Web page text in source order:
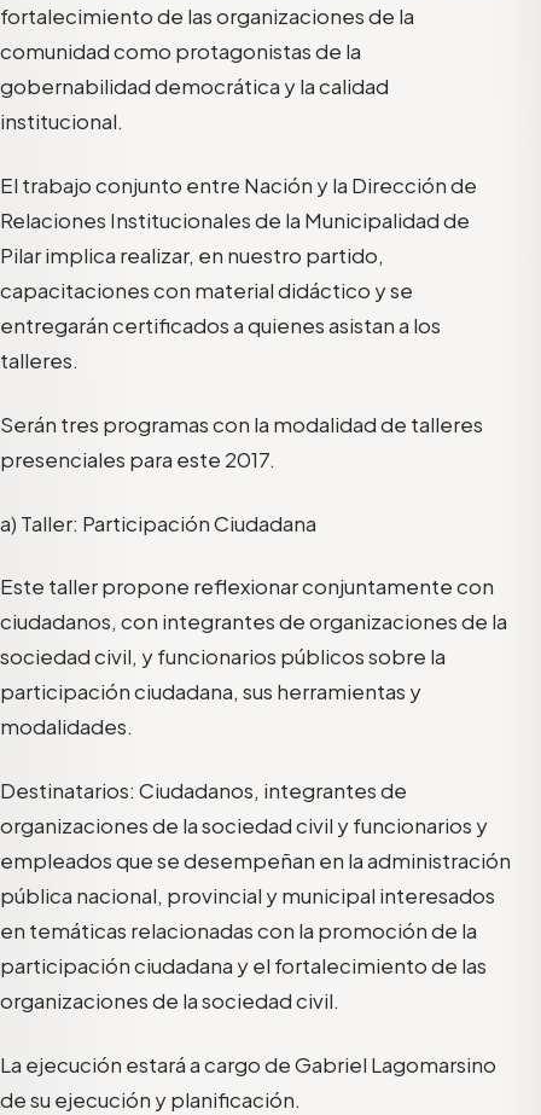
fortalecimiento de las organizaciones de la
comunidad como protagonistas de la
gobernabilidad democrática y la calidad
institucional.
El trabajo conjunto entre Nación y la Dirección de
Relaciones Institucionales de la Municipalidad de
Pilar implica realizar, en nuestro partido,
capacitaciones con material didáctico y se
entregarán certificados a quienes asistan a los
talleres.
Serán tres programas con la modalidad de talleres
presenciales para este 2017.
a) Taller: Participación Ciudadana
Este taller propone reflexionar conjuntamente con
ciudadanos, con integrantes de organizaciones de la
sociedad civil, y funcionarios públicos sobre la
participación ciudadana, sus herramientas y
modalidades.
Destinatarios: Ciudadanos, integrantes de
organizaciones de la sociedad civil y funcionarios y
empleados que se desempeñan en la administración
pública nacional, provincial y municipal interesados
en temáticas relacionadas con la promoción de la
participación ciudadana y el fortalecimiento de las
organizaciones de la sociedad civil.
La ejecución estará a cargo de Gabriel Lagomarsino
de su ejecución y planificación.